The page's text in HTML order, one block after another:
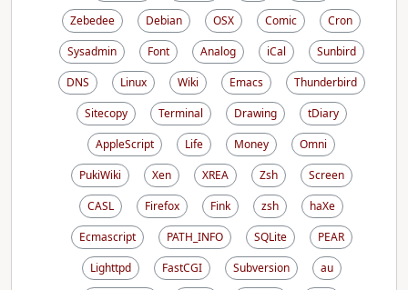
Zebedee
Debian OSX Comic
Cron
Sysadmin
Font Analog iCal
Sunbird
DNS
Linux Wiki Emacs
Thunderbird
Sitecopy
Terminal Drawing
tDiary
AppleScript
Life Money
Omni
PukiWiki
Xen XREA Zsh
Screen
CASL
Firefox Fink zsh
haXe
Ecmascript
PATH_INFO SQLite
PEAR
Lighttpd
FastCGI Subversion
au